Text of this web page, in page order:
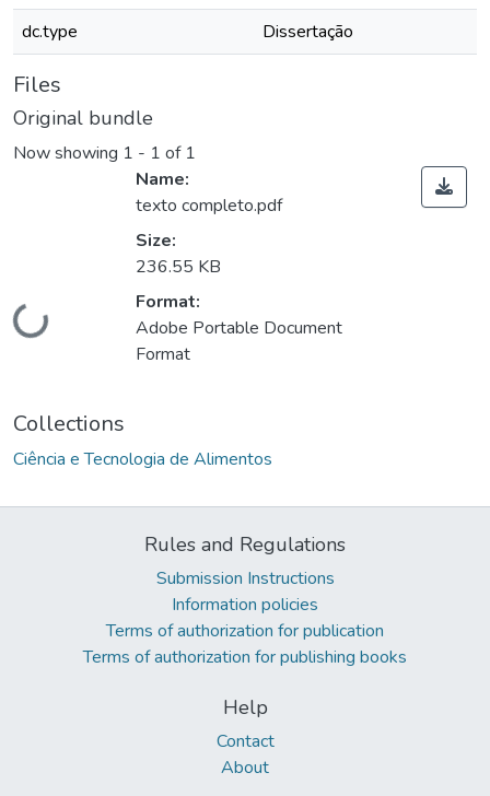
dc.type
Dissertação
Files
Original bundle
Now showing 1 - 1 of 1
Name:
texto completo.pdf
Size:
236.55 KB
Format:
Adobe Portable Document
Format
Collections
Ciência e Tecnologia de Alimentos
Rules and Regulations
Submission Instructions
Information policies
Terms of authorization for publication
Terms of authorization for publishing books
Help
Contact
About